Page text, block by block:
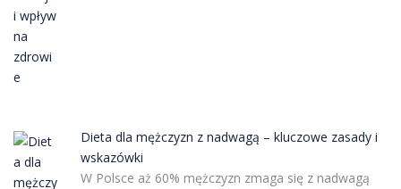
Dieta dla mężczyzn z nadwagą – kluczowe zasady i
wskazówki
W Polsce aż 60% mężczyzn zmaga się z nadwagą